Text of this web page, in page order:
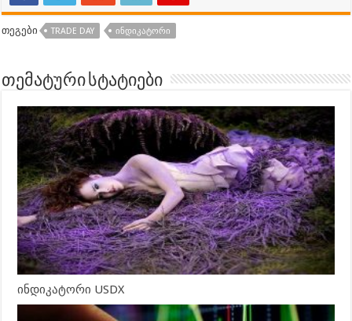
თეგები TRADE DAY ᲘᲜᲓᲘᲙᲐᲢᲝᲠᲘ
თემატური სტატიები
ინდიკატორი USDX